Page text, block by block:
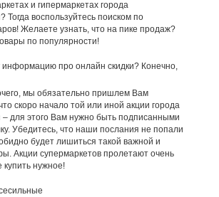
и гипермаркетах города
Тогда воспользуйтесь поиском по
Желаете узнать, что на пике продаж?
по популярности!
про онлайн скидки? Конечно,
мы обязательно пришлем Вам
скоро начало той или иной акции города
– для этого Вам нужно быть подписанными
Убедитесь, что наши послания не попали
будет лишиться такой важной и
Акции супермаркетов пролетают очень
купить нужное!